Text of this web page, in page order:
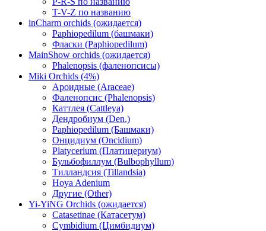
T-V-Z по названию
inCharm orchids (ожидается)
Paphiopedilum (башмаки)
Фласки (Paphiopedilum)
MainShow orchids (ожидается)
Phalenopsis (фаленопсисы)
Miki Orchids (4%)
Ароидные (Araceae)
Фаленопсис (Phalenopsis)
Каттлея (Cattleya)
Дендробиум (Den.)
Paphiopedilum (Башмаки)
Онцидиум (Oncidium)
Platycerium (Платицериум)
Бульбофиллум (Bulbophyllum)
Тилландсия (Tillandsia)
Hoya Adenium
Другие (Other)
Yi-YiNG Orchids (ожидается)
Catasetinae (Катасетум)
Cymbidium (Цимбидиум)